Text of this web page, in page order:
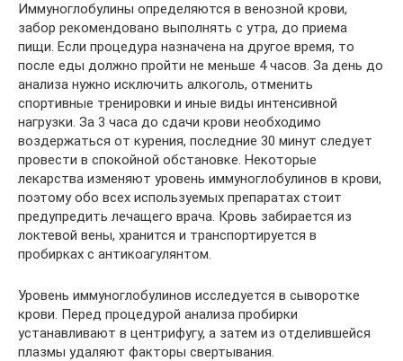
Иммуноглобулины определяются в венозной крови,
забор рекомендовано выполнять с утра, до приема
пищи. Если процедура назначена на другое время, то
после еды должно пройти не меньше 4 часов. За день до
анализа нужно исключить алкоголь, отменить
спортивные тренировки и иные виды интенсивной
нагрузки. За 3 часа до сдачи крови необходимо
воздержаться от курения, последние 30 минут следует
провести в спокойной обстановке. Некоторые
лекарства изменяют уровень иммуноглобулинов в крови,
поэтому обо всех используемых препаратах стоит
предупредить лечащего врача. Кровь забирается из
локтевой вены, хранится и транспортируется в
пробирках с антикоагулянтом.
Уровень иммуноглобулинов исследуется в сыворотке
крови. Перед процедурой анализа пробирки
устанавливают в центрифугу, а затем из отделившейся
плазмы удаляют факторы свертывания.